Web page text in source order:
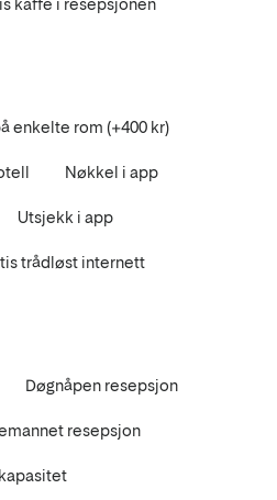
kaffe i resepsjonen
enkelte rom (+400 kr)
Nøkkel i app
Utsjekk i app
trådløst internett
Døgnåpen resepsjon
resepsjon